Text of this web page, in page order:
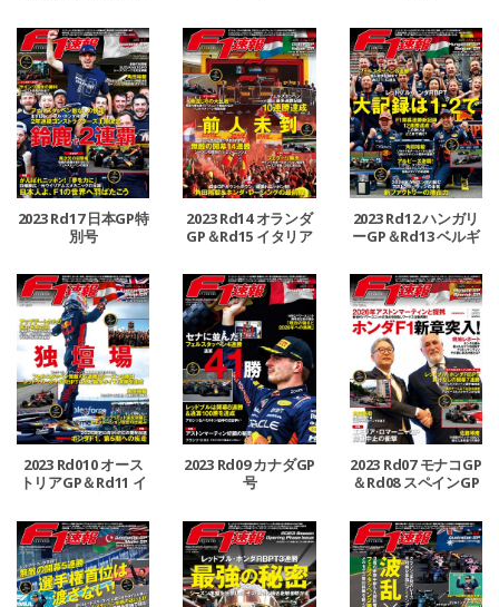
2023 Rd17 日本GP特
別号
2023 Rd14 オランダ
GP＆Rd15 イタリア
2023 Rd12 ハンガリ
ーGP＆Rd13 ベルギ
2023 Rd010 オース
トリアGP＆Rd11 イ
2023 Rd09 カナダGP
号
2023 Rd07 モナコGP
＆Rd08 スペインGP